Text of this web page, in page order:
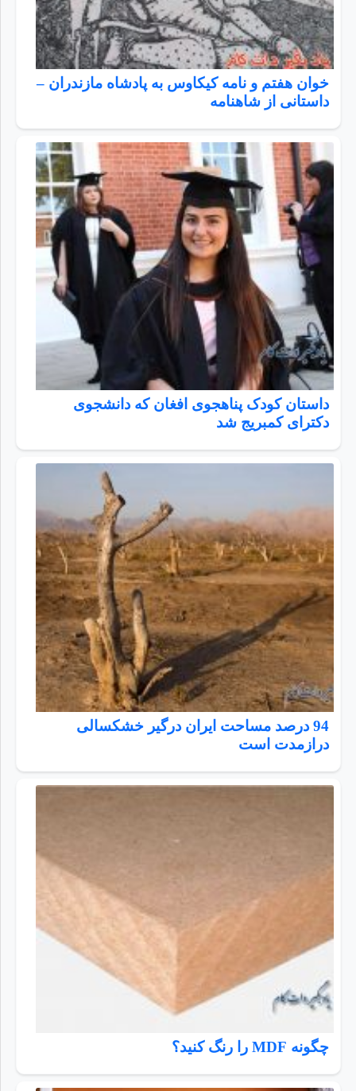
خوان هفتم و نامه کیکاوس به پادشاه مازندران –
داستانی از شاهنامه
داستان کودک پناهجوی افغان که دانشجوی
دکترای کمبریج شد
94 درصد مساحت ایران درگیر خشکسالی
درازمدت است
چگونه MDF را رنگ کنید؟